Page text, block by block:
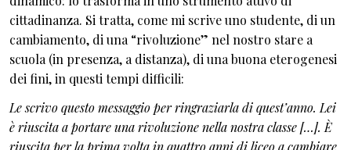
cittadinanza. Si tratta, come mi scrive uno studente, di un
cambiamento, di una “rivoluzione” nel nostro stare a
scuola (in presenza, a distanza), di una buona eterogenesi
dei fini, in questi tempi difficili:
Le scrivo questo messaggio per ringraziarla di quest’anno. Lei
è riuscita a portare una rivoluzione nella nostra classe […]. È
riuscita per la prima volta in quattro anni di liceo a cambiare